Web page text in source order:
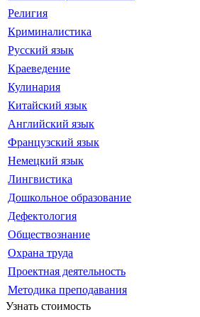
Религия
Криминалистика
Русский язык
Краеведение
Кулинария
Китайский язык
Английский язык
Французский язык
Немецкий язык
Лингвистика
Дошкольное образование
Дефектология
Обществознание
Охрана труда
Проектная деятельность
Методика преподавания
Узнать стоимость